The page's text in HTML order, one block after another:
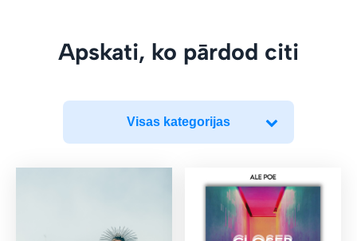
Apskati, ko pārdod citi
Visas kategorijas